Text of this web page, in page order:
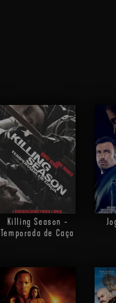
Killing Season -
Temporada de Caça